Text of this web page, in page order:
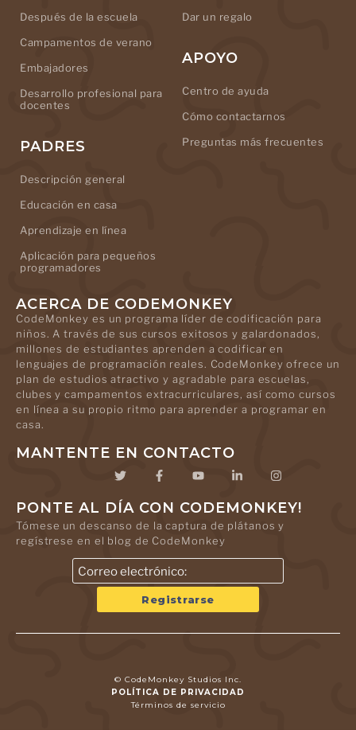
Después de la escuela
Campamentos de verano
Embajadores
Desarrollo profesional para
docentes
PADRES
Descripción general
Educación en casa
Aprendizaje en línea
Aplicación para pequeños
programadores
Dar un regalo
APOYO
Centro de ayuda
Cómo contactarnos
Preguntas más frecuentes
ACERCA DE CODEMONKEY
CodeMonkey es un programa líder de codificación para
niños. A través de sus cursos exitosos y galardonados,
millones de estudiantes aprenden a codificar en
lenguajes de programación reales. CodeMonkey ofrece un
plan de estudios atractivo y agradable para escuelas,
clubes y campamentos extracurriculares, así como cursos
en línea a su propio ritmo para aprender a programar en
casa.
MANTENTE EN CONTACTO
PONTE AL DÍA CON CODEMONKEY!
Tómese un descanso de la captura de plátanos y
regístrese en el blog de CodeMonkey
© CodeMonkey Studios Inc.
POLÍTICA DE PRIVACIDAD
Términos de servicio